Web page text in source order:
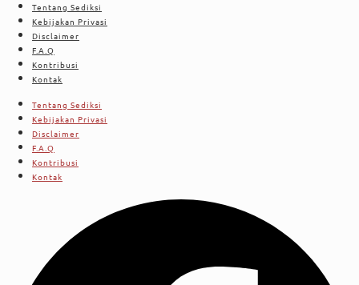
Tentang Sediksi
Kebijakan Privasi
Disclaimer
F.A.Q
Kontribusi
Kontak
Tentang Sediksi
Kebijakan Privasi
Disclaimer
F.A.Q
Kontribusi
Kontak